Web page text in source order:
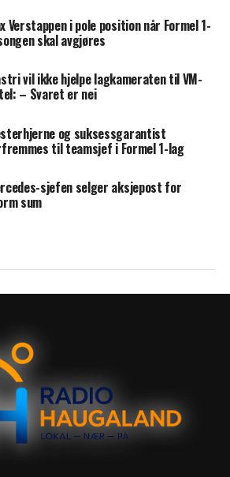
Verstappen i pole position når Formel 1-
skal avgjøres
vil ikke hjelpe lagkameraten til VM-
– Svaret er nei
og suksessgarantist
til teamsjef i Formel 1-lag
sjefen selger aksjepost for
sum